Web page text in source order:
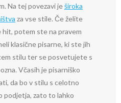
Na tej povezavi ješiroka
za vse stile. Če želite
hit, potem ste na pravem
klasične pisarne, ki ste jih
stilu ter se posvetujete s
Včasih je pisarniško
da bo v stilu s celotno
podjetja, zato to lahko